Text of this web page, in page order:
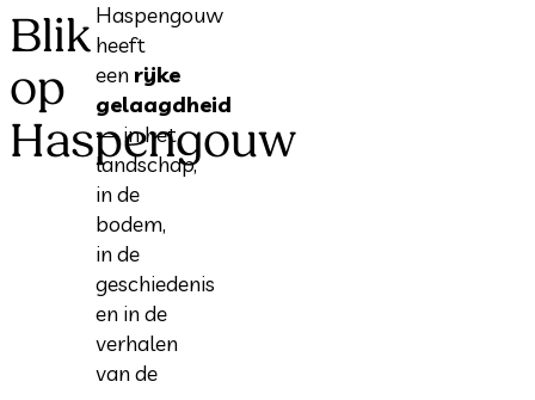
Blik
op
Haspengouw
Haspengouw
heeft
een rijke
gelaagdheid
— in het
landschap,
in de
bodem,
in de
geschiedenis
en in de
verhalen
van de